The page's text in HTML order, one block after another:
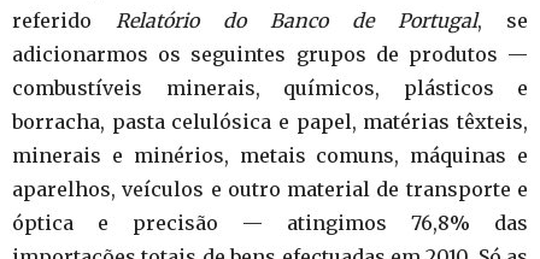
referido Relatório do Banco de Portugal, se
adicionarmos os seguintes grupos de produtos —
combustíveis minerais, químicos, plásticos e
borracha, pasta celulósica e papel, matérias têxteis,
minerais e minérios, metais comuns, máquinas e
aparelhos, veículos e outro material de transporte e
óptica e precisão — atingimos 76,8% das